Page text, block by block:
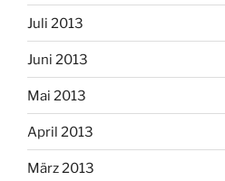
Juli 2013
Juni 2013
Mai 2013
April 2013
März 2013